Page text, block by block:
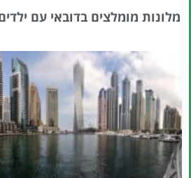
מלונות מומלצים בדובאי עם